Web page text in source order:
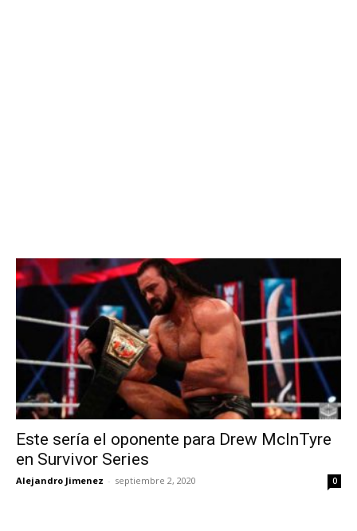
Este sería el oponente para Drew McInTyre
en Survivor Series
Alejandro Jimenez - septiembre 2, 2020 0